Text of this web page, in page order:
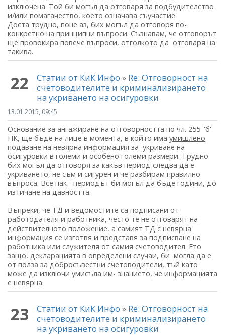
изключена. Той би могъл да отговаря за подбудителство
и/или помагачество, което означава съучастие.
Доста трудно, поне аз, бих могъл да отговоря по-
конкретно на принципни въпроси. Съзнавам, че отговорът
ще провокира повече въпроси, отголкото да отговаря на
такива.
22 Статии от КиК Инфо » Re: Отговорност на
счетоводителите и криминализирането
на укриването на осигуровки
13.01.2015, 09:45
Основание за ангажиране на отговорността по чл. 255 ''б''
НК, ще бъде на лице в момента, в който има умишлено
подаване на невярна информация за укриване на
осигуровки в големи и особено големи размери. Трудно
бих могъл да отговоря за какъв период следва да е
укриването, не съм и сигурен и че разбирам правилно
въпроса. Все пак - периодът би могъл да бъде години, до
изтичане на давността.
Въпреки, че ТД и ведомостите са подписани от
работодателя и работника, често те не отговарят на
действителното положение, а самият ТД с невярна
информация се изготвя и представя за подписване на
работника или служителя от самия счетоводител. Ето
защо, декларацията в определени случаи, би могла да е
от полза за добросъвестни счетоводители, тъй като
може да изключи умисъла им- знанието, че информацията
е невярна.
23 Статии от КиК Инфо » Re: Отговорност на
счетоводителите и криминализирането
на укриването на осигуровки